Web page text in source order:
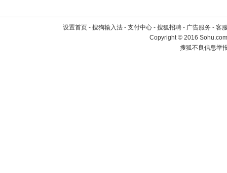
设置首页 - 搜狗输入法 - 支付中心 - 搜狐招聘 - 广告服务 - 客
Copyright©2016
搜狐不良信息举